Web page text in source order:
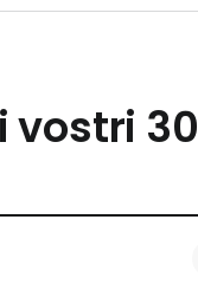
vostri 30